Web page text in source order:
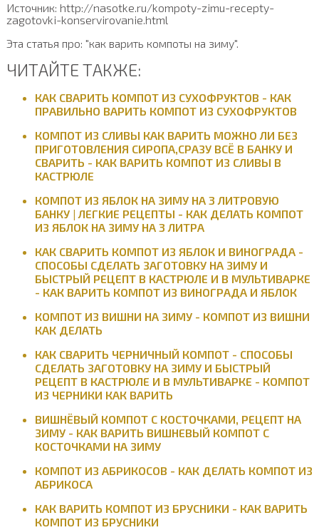
Источник: http://nasotke.ru/kompoty-zimu-recepty-
zagotovki-konservirovanie.html
Эта статья про: "как варить компоты на зиму".
ЧИТАЙТЕ ТАКЖЕ:
КАК СВАРИТЬ КОМПОТ ИЗ СУХОФРУКТОВ - КАК
ПРАВИЛЬНО ВАРИТЬ КОМПОТ ИЗ СУХОФРУКТОВ
КОМПОТ ИЗ СЛИВЫ КАК ВАРИТЬ МОЖНО ЛИ БЕЗ
ПРИГОТОВЛЕНИЯ СИРОПА,СРАЗУ ВСЁ В БАНКУ И
СВАРИТЬ - КАК ВАРИТЬ КОМПОТ ИЗ СЛИВЫ В
КАСТРЮЛЕ
КОМПОТ ИЗ ЯБЛОК НА ЗИМУ НА 3 ЛИТРОВУЮ
БАНКУ | ЛЕГКИЕ РЕЦЕПТЫ - КАК ДЕЛАТЬ КОМПОТ
ИЗ ЯБЛОК НА ЗИМУ НА 3 ЛИТРА
КАК СВАРИТЬ КОМПОТ ИЗ ЯБЛОК И ВИНОГРАДА -
СПОСОБЫ СДЕЛАТЬ ЗАГОТОВКУ НА ЗИМУ И
БЫСТРЫЙ РЕЦЕПТ В КАСТРЮЛЕ И В МУЛЬТИВАРКЕ
- КАК ВАРИТЬ КОМПОТ ИЗ ВИНОГРАДА И ЯБЛОК
КОМПОТ ИЗ ВИШНИ НА ЗИМУ - КОМПОТ ИЗ ВИШНИ
КАК ДЕЛАТЬ
КАК СВАРИТЬ ЧЕРНИЧНЫЙ КОМПОТ - СПОСОБЫ
СДЕЛАТЬ ЗАГОТОВКУ НА ЗИМУ И БЫСТРЫЙ
РЕЦЕПТ В КАСТРЮЛЕ И В МУЛЬТИВАРКЕ - КОМПОТ
ИЗ ЧЕРНИКИ КАК ВАРИТЬ
ВИШНЁВЫЙ КОМПОТ С КОСТОЧКАМИ, РЕЦЕПТ НА
ЗИМУ - КАК ВАРИТЬ ВИШНЕВЫЙ КОМПОТ С
КОСТОЧКАМИ НА ЗИМУ
КОМПОТ ИЗ АБРИКОСОВ - КАК ДЕЛАТЬ КОМПОТ ИЗ
АБРИКОСА
КАК ВАРИТЬ КОМПОТ ИЗ БРУСНИКИ - КАК ВАРИТЬ
КОМПОТ ИЗ БРУСНИКИ